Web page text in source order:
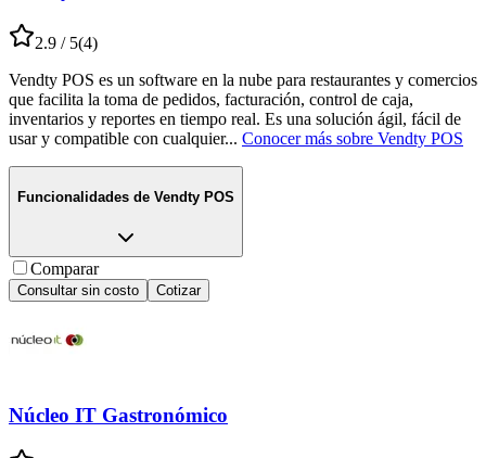
2.9 / 5(4)
Vendty POS es un software en la nube para restaurantes y comercios
que facilita la toma de pedidos, facturación, control de caja,
inventarios y reportes en tiempo real. Es una solución ágil, fácil de
usar y compatible con cualquier... Conocer más sobre Vendty POS
Funcionalidades de Vendty POS
Comparar
Consultar sin costo Cotizar
Núcleo IT Gastronómico